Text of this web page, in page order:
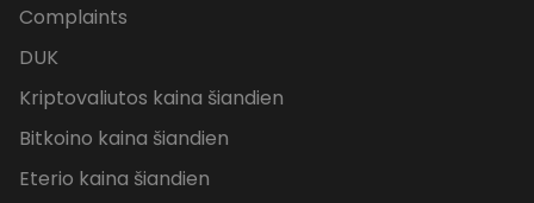
Complaints
DUK
Kriptovaliutos kaina šiandien
Bitkoino kaina šiandien
Eterio kaina šiandien